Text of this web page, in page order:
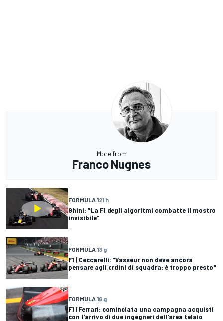
More from
Franco Nugnes
FORMULA 121 h
Ghini: "La F1 degli algoritmi combatte il mostro
invisibile"
FORMULA 13 g
F1 | Ceccarelli: "Vasseur non deve ancora
pensare agli ordini di squadra: è troppo presto"
FORMULA 16 g
F1 | Ferrari: cominciata una campagna acquisti
con l'arrivo di due ingegneri dell'area telaio